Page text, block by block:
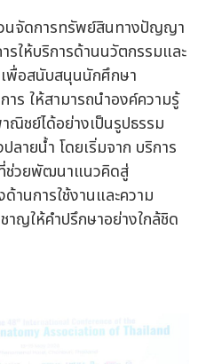
นจัดการทรัพย์สินทางปัญญา
ให้บริการด้านนวัตกรรมและ
พื่อสนับสนุนนักศึกษา
าร ให้สามารถนำองค์ความรู้
ณิชย์ได้อย่างเป็นรูปธรรม
ายน้ำ โดยเริ่มจาก บริการ
ช่วยพัฒนาแนวคิดสู่
นการใช้งานและความ
าญให้คำปรึกษาอย่างใกล้ชิด